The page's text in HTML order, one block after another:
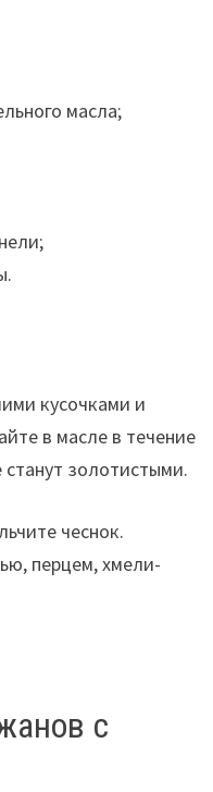
масла;
кусочками и
в масле в течение
станут золотистыми.
чеснок.
перцем, хмели-
с